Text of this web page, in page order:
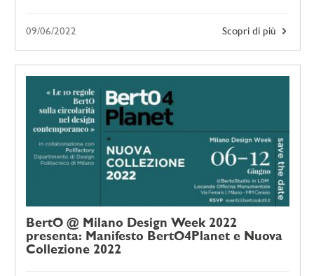
Scopri di più
09/06/2022
BertO @ Milano Design Week 2022
presenta: Manifesto BertO4Planet e Nuova
Collezione 2022